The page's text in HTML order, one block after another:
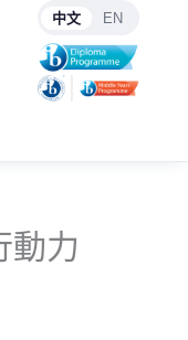
中文 EN
動力